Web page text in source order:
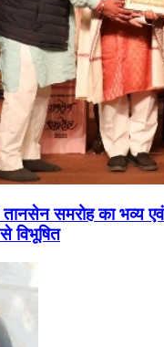
तानसेन समरोह का भव्य
विभूषित